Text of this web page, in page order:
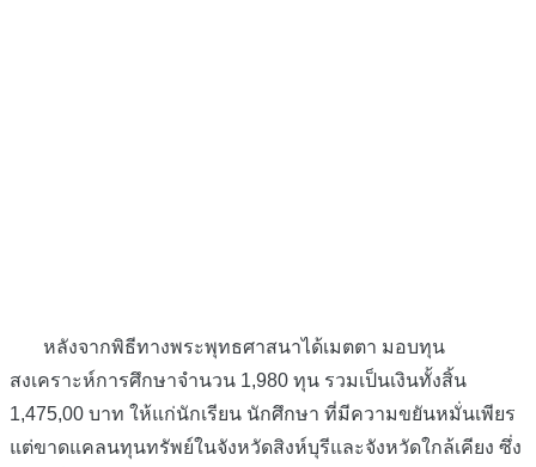
หลังจากพิธีทางพระพุทธศาสนาได้เมตตา มอบทุน
สงเคราะห์การศึกษาจำนวน 1,980 ทุน รวมเป็นเงินทั้งสิ้น
1,475,00 บาท ให้แก่นักเรียน นักศึกษา ที่มีความขยันหมั่นเพียร
แต่ขาดแคลนทุนทรัพย์ในจังหวัดสิงห์บุรีและจังหวัดใกล้เคียง ซึ่ง